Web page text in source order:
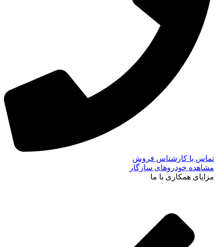
تماس با کارشناس فروش
مشاهده خودروهای سازگار
مزایای همکاری با ما